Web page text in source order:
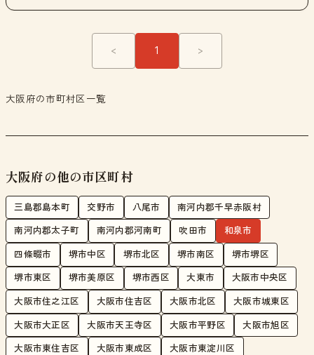
< 1 >
大阪府の市町村区一覧
大阪府の他の市区町村
三島郡島本町 交野市 八尾市 南河内郡千早赤阪村
南河内郡太子町 南河内郡河南町 吹田市 和泉市
四條畷市 堺市中区 堺市北区 堺市南区 堺市堺区
堺市東区 堺市美原区 堺市西区 大東市 大阪市中央区
大阪市住之江区 大阪市住吉区 大阪市北区 大阪市城東区
大阪市大正区 大阪市天王寺区 大阪市平野区 大阪市旭区
大阪市東住吉区 大阪市東成区 大阪市東淀川区